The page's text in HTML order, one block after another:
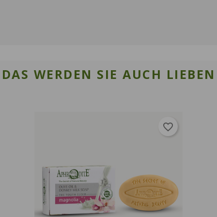
DAS WERDEN SIE AUCH LIEBEN
favorite_border